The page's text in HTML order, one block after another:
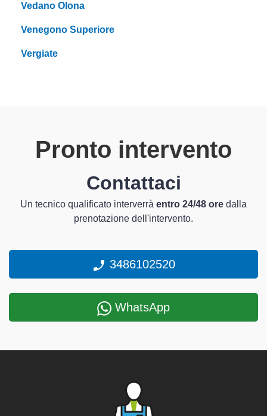
Vedano Olona
Venegono Superiore
Vergiate
Pronto intervento
Contattaci
Un tecnico qualificato interverrà entro 24/48 ore dalla
prenotazione dell'intervento.
3486102520
WhatsApp